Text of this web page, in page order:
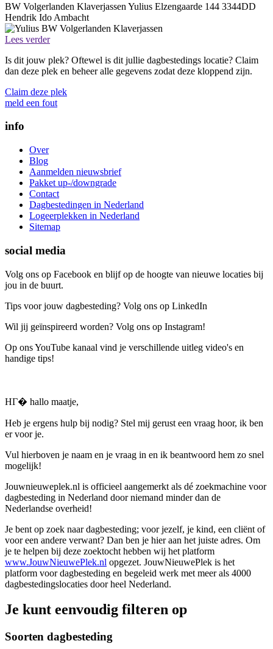
BW Volgerlanden Klaverjassen Yulius Elzengaarde 144 3344DD
Hendrik Ido Ambacht
Lees verder
Is dit jouw plek? Oftewel is dit jullie dagbestedings locatie? Claim
dan deze plek en beheer alle gegevens zodat deze kloppend zijn.
Claim deze plek
meld een fout
info
Over
Blog
Aanmelden nieuwsbrief
Pakket up-/downgrade
Contact
Dagbestedingen in Nederland
Logeerplekken in Nederland
Sitemap
social media
Volg ons op Facebook en blijf op de hoogte van nieuwe locaties bij
jou in de buurt.
Tips voor jouw dagbesteding? Volg ons op LinkedIn
Wil jij geïnspireerd worden? Volg ons op Instagram!
Op ons YouTube kanaal vind je verschillende uitleg video's en
handige tips!
HГ� hallo maatje,
Heb je ergens hulp bij nodig? Stel mij gerust een vraag hoor, ik ben
er voor je.
Vul hierboven je naam en je vraag in en ik beantwoord hem zo snel
mogelijk!
Jouwnieuweplek.nl is officieel aangemerkt als dé zoekmachine voor
dagbesteding in Nederland door niemand minder dan de
Nederlandse overheid!
Je bent op zoek naar dagbesteding; voor jezelf, je kind, een cliënt of
voor een andere verwant? Dan ben je hier aan het juiste adres. Om
je te helpen bij deze zoektocht hebben wij het platform
www.JouwNieuwePlek.nl opgezet. JouwNieuwePlek is het
platform voor dagbesteding en begeleid werk met meer als 4000
dagbestedingslocaties door heel Nederland.
Je kunt eenvoudig filteren op
Soorten dagbesteding